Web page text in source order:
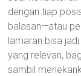
dengan tiap
balasan—atau
lamaran bisa
yang relevan,
sambil